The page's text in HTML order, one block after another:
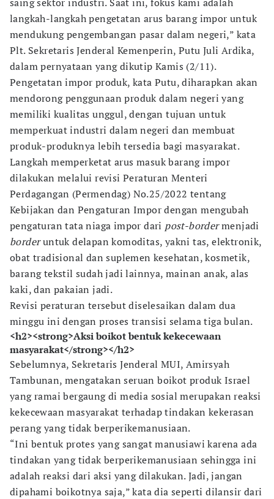
langkah-langkah pengetatan arus barang impor untuk
mendukung pengembangan pasar dalam negeri,” kata
Plt. Sekretaris Jenderal Kemenperin, Putu Juli Ardika,
dalam pernyataan yang dikutip Kamis (2/11).
Pengetatan impor produk, kata Putu, diharapkan akan
mendorong penggunaan produk dalam negeri yang
memiliki kualitas unggul, dengan tujuan untuk
memperkuat industri dalam negeri dan membuat
produk-produknya lebih tersedia bagi masyarakat.
Langkah memperketat arus masuk barang impor
dilakukan melalui revisi Peraturan Menteri
Perdagangan (Permendag) No.25/2022 tentang
Kebijakan dan Pengaturan Impor dengan mengubah
pengaturan tata niaga impor dari post-bordermenjadi
borderuntuk delapan komoditas, yakni tas, elektronik,
obat tradisional dan suplemen kesehatan, kosmetik,
barang tekstil sudah jadi lainnya, mainan anak, alas
kaki, dan pakaian jadi.
Revisi peraturan tersebut diselesaikan dalam dua
minggu ini dengan proses transisi selama tiga bulan.
<h2><strong>Aksi boikot bentuk kekecewaan
masyarakat</strong></h2>
Sebelumnya, Sekretaris Jenderal MUI, Amirsyah
Tambunan, mengatakan seruan boikot produk Israel
yang ramai bergaung di media sosial merupakan reaksi
kekecewaan masyarakat terhadap tindakan kekerasan
perang yang tidak berperikemanusiaan.
“Ini bentuk protes yang sangat manusiawi karena ada
tindakan yang tidak berperikemanusiaan sehingga ini
adalah reaksi dari aksi yang dilakukan. Jadi, jangan
dipahami boikotnya saja,” kata dia seperti dilansir dari